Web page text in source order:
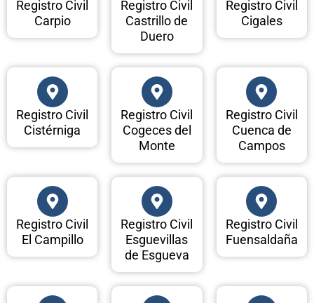
Registro Civil
Carpio
Registro Civil
Castrillo de
Duero
Registro Civil
Cigales
Registro Civil
Cistérniga
Registro Civil
Cogeces del
Monte
Registro Civil
Cuenca de
Campos
Registro Civil
El Campillo
Registro Civil
Esguevillas
de Esgueva
Registro Civil
Fuensaldaña